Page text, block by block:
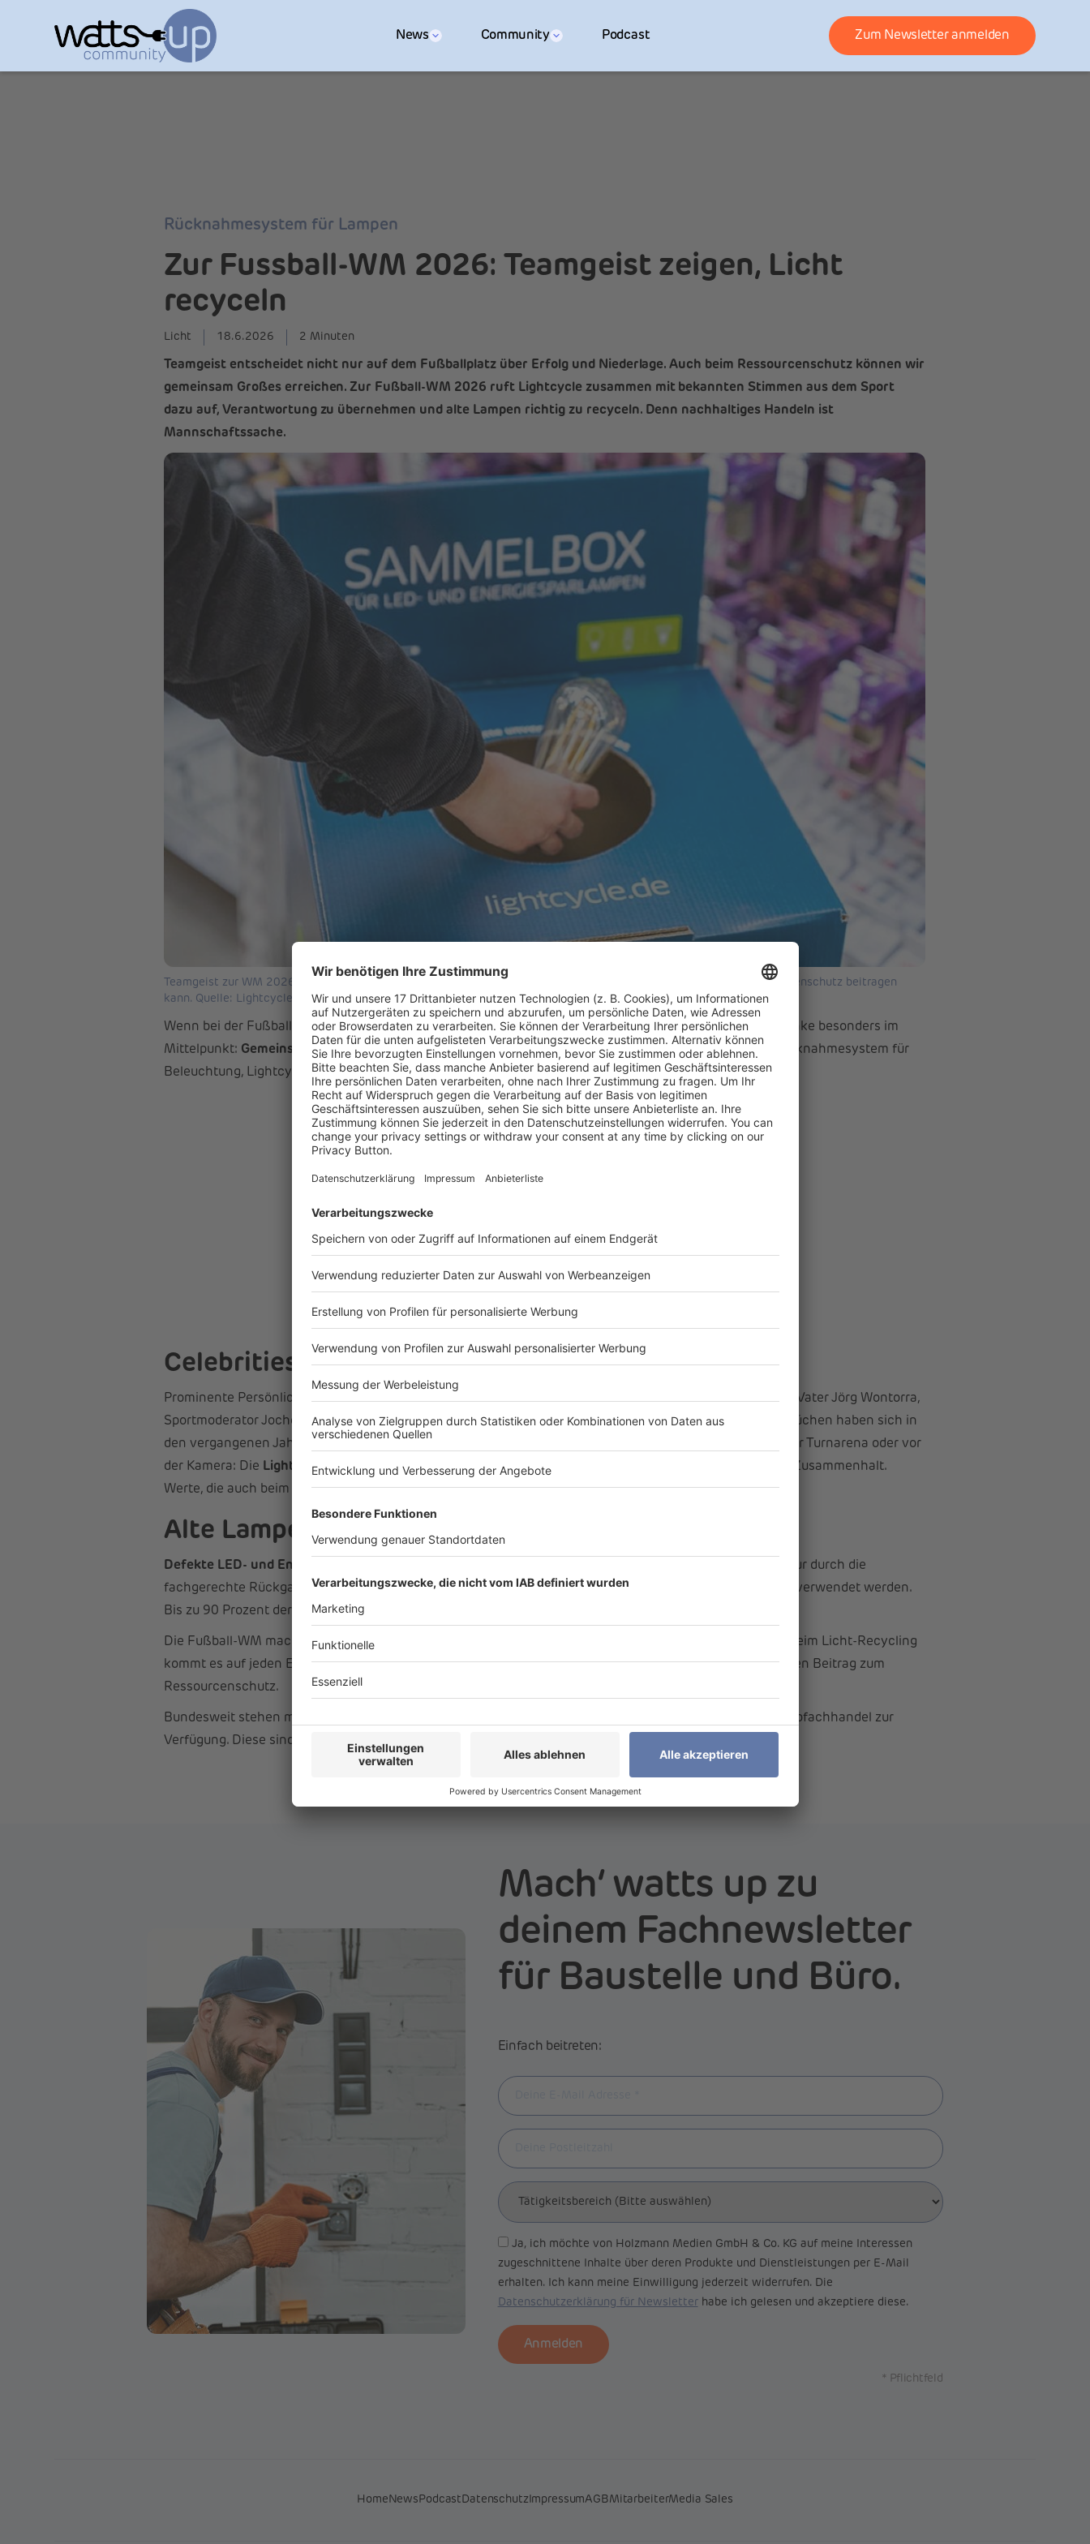
News Community Podcast Zum Newsletter anmelden
Rücknahmesystem für Lampen
Zur Fussball-WM 2026: Teamgeist zeigen, Licht
recyceln
Licht 18.6.2026 2 Minuten
Teamgeist entscheidet nicht nur auf dem Fußballplatz über Erfolg und Niederlage. Auch beim Ressourcenschutz können wir
gemeinsam Großes erreichen. Zur Fußball-WM 2026 ruft Lightcycle zusammen mit bekannten Stimmen aus dem Sport
dazu auf, Verantwortung zu übernehmen und alte Lampen richtig zu recyceln. Denn nachhaltiges Handeln ist
Mannschaftssache.
Teamgeist zur WM 2026: Lightcycle motiviert zum Recycling alter Lampen und zeigt, wie jeder einfach zum Ressourcenschutz beitragen
kann. Quelle: Lightcycle
Wenn bei der Fußball-Weltmeisterschaft Millionen Menschen mit ihren Teams mitfiebern, steht ein Gedanke besonders im
Mittelpunkt: Gemeinsam erreicht man mehr.Genau diesen Teamgeist greift Deutschlands führendes Rücknahmesystem für
Beleuchtung, Lightcycle, mit seinen Aufklärungsinitiativen zum Licht-Recycling auf.
Celebrities als Vorbild für Licht-Recycling
Prominente Persönlichkeiten aus der Sportwelt machten es vor. Sportjournalistin Laura Wontorra und ihr Vater Jörg Wontorra,
Sportmoderator Jochen Breyer, Doppel-Olympiasiegerin Britta Steffen sowie Olympiasieger Fabian Hambüchen haben sich in
den vergangenen Jahren für die Lightcycle-Initiative engagiert. Ob im Stadion, in der Schwimmhalle, in der Turnarena oder vor
der Kamera: Die Lightcycle-Botschafterinnen und Botschafterstehen für Fairness, Verantwortung und Zusammenhalt.
Werte, die auch beim nachhaltigen Umgang mit Ressourcen gefragt sind.
Alte Lampen gehören nicht in den Hausmüll
Defekte LED- und Energiesparlampen sind Elektroaltgeräte
und müssen getrennt gesammelt werden. Nur durch die
fachgerechte Rückgabe an einer Sammelstelle können wertvolle Rohstoffe zurückgewonnen und wiederverwendet werden.
Bis zu 90 Prozent der Lampenbestandteile lassen sich recyceln.
Die Fußball-WM macht vor, was möglich ist, wenn Menschen gemeinsam auf ein Ziel hinarbeiten. Auch beim Licht-Recycling
kommt es auf jeden Einzelnen an. Wer alte Lampen richtig entsorgt, leistet einen einfachen, aber wichtigen Beitrag zum
Ressourcenschutz.
Bundesweit stehen mehrere tausend Sammelstellen in Bau-,Drogerie- und Supermärkten sowie im Elektrofachhandel zur
Verfügung. Diese sind unter
www.sammelstellensuche.de
Mach‘ watts up zu
deinem Fachnewsletter
für Baustelle und Büro.
Einfach beitreten:
Ja, ich möchte von Holzmann Medien GmbH & Co. KG auf meine Interessen
zugeschnittene Inhalte über deren Produkte und Dienstleistungen per E-Mail
erhalten. Ich kann meine Einwilligung jederzeit widerrufen. Die
Datenschutzerklärung für Newsletterhabe ich gelesen und akzeptiere diese.
Anmelden
* Pflichtfeld
HomeNewsPodcastDatenschutzImpressumAGBMitarbeiterMedia Sales